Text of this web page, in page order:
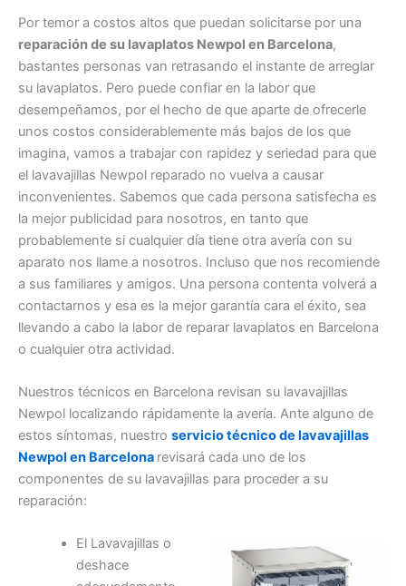
Por temor a costos altos que puedan solicitarse por una
reparación de su lavaplatos Newpol en Barcelona,
bastantes personas van retrasando el instante de arreglar
su lavaplatos. Pero puede confiar en la labor que
desempeñamos, por el hecho de que aparte de ofrecerle
unos costos considerablemente más bajos de los que
imagina, vamos a trabajar con rapidez y seriedad para que
el lavavajillas Newpol reparado no vuelva a causar
inconvenientes. Sabemos que cada persona satisfecha es
la mejor publicidad para nosotros, en tanto que
probablemente si cualquier día tiene otra avería con su
aparato nos llame a nosotros. Incluso que nos recomiende
a sus familiares y amigos. Una persona contenta volverá a
contactarnos y esa es la mejor garantía cara el éxito, sea
llevando a cabo la labor de reparar lavaplatos en Barcelona
o cualquier otra actividad.
Nuestros técnicos en Barcelona revisan su lavavajillas
Newpol localizando rápidamente la avería. Ante alguno de
estos síntomas, nuestro servicio técnico de lavavajillas
Newpol en Barcelona revisará cada uno de los
componentes de su lavavajillas para proceder a su
reparación:
El Lavavajillas o
deshace